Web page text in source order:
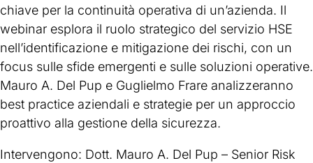
chiave per la continuità operativa di un’azienda. Il
webinar esplora il ruolo strategico del servizio HSE
nell’identificazione e mitigazione dei rischi, con un
focus sulle sfide emergenti e sulle soluzioni operative.
Mauro A. Del Pup e Guglielmo Frare analizzeranno
best practice aziendali e strategie per un approccio
proattivo alla gestione della sicurezza.
Intervengono: Dott. Mauro A. Del Pup – Senior Risk